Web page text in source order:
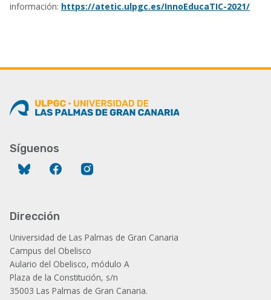
información: https://atetic.ulpgc.es/InnoEducaTIC-2021/
Síguenos
Bluesky Facebook
Dirección
Universidad de Las Palmas de Gran Canaria
Campus del Obelisco
Aulario del Obelisco, módulo A
Plaza de la Constitución, s/n
35003 Las Palmas de Gran Canaria.